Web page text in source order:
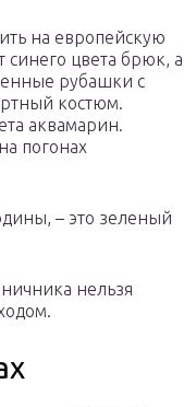
на европейскую
цвета брюк, а
рубашки с
костюм.
аквамарин.
погонах
– это зеленый
нельзя